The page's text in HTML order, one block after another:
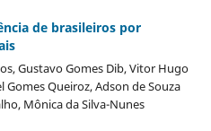
de brasileiros por
Gustavo Gomes Dib, Vitor Hugo
Gomes Queiroz, Adson de Souza
Mônica da Silva-Nunes